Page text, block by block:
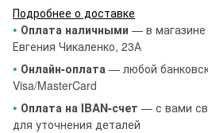
Подробнее о доставке
• Оплата наличными — в магазине
Евгения Чикаленко, 23А
• Онлайн-оплата — любой
Visa/MasterCard
• Оплата на IBAN-счет — с вами
для уточнения деталей